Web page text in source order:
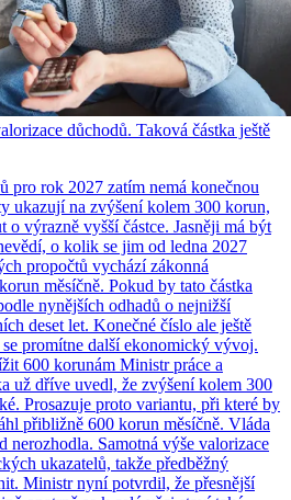
důchodů. Taková částka ještě
pro rok 2027 zatím nemá konečnou
ukazují na zvýšení kolem 300 korun,
o výrazně vyšší částce. Jasněji má být
o kolik se jim od ledna 2027
propočtů vychází zákonná
měsíčně. Pokud by tato částka
nynějších odhadů o nejnižší
deset let. Konečné číslo ale ještě
promítne další ekonomický vývoj.
600 korunám Ministr práce a
už dříve uvedl, že zvýšení kolem 300
Prosazuje proto variantu, při které by
přibližně 600 korun měsíčně. Vláda
nerozhodla. Samotná výše valorizace
ukazatelů, takže předběžný
Ministr nyní potvrdil, že přesnější